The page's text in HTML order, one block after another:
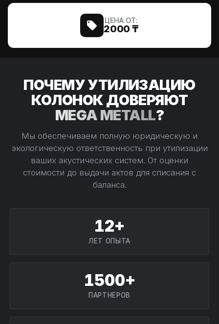
ЦЕНА ОТ:
2000 ₸
ПОЧЕМУ УТИЛИЗАЦИЮ
КОЛОНОК ДОВЕРЯЮТ
MEGA METALL?
Мы обеспечиваем полную юридическую и
экологическую ответственность при утилизации
ваших акустических систем. От оценки
стоимости до выдачи актов для списания с
баланса.
12+
ЛЕТ ОПЫТА
1500+
ПАРТНЕРОВ